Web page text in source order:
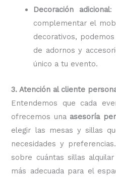
Decoración adicional:
complementar el
decorativos,
de adornos y
único a tu evento.
3. Atención al cliente
Entendemos que cada
ofrecemos una asesoría
elegir las mesas y sillas
necesidades y
sobre cuántas sillas
más adecuada para el